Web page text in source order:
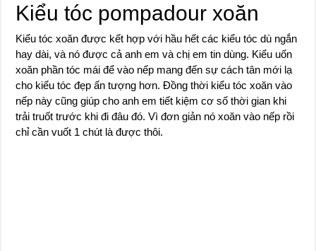
Kiểu tóc pompadour xoăn
Kiểu tóc xoăn được kết hợp với hầu hết các kiểu tóc dù ngắn
hay dài, và nó được cả anh em và chị em tin dùng. Kiểu uốn
xoăn phần tóc mái để vào nếp mang đến sự cách tân mới lạ
cho kiểu tóc đẹp ấn tượng hơn. Đồng thời kiểu tóc xoăn vào
nếp này cũng giúp cho anh em tiết kiệm cơ số thời gian khi
trải truốt trước khi đi đâu đó. Vì đơn giản nó xoăn vào nếp rồi
chỉ cần vuốt 1 chút là được thôi.